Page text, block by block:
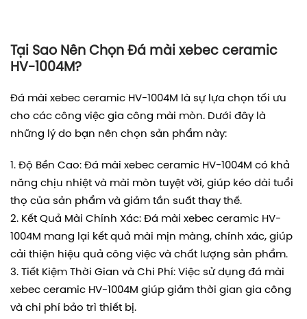
Tại Sao Nên Chọn Đá mài xebec ceramic
HV-1004M?
Đá mài xebec ceramic HV-1004M là sự lựa chọn tối ưu
cho các công việc gia công mài mòn. Dưới đây là
những lý do bạn nên chọn sản phẩm này:
Độ Bền Cao: Đá mài xebec ceramic HV-1004M có khả
năng chịu nhiệt và mài mòn tuyệt vời, giúp kéo dài tuổi
thọ của sản phẩm và giảm tần suất thay thế.
Kết Quả Mài Chính Xác: Đá mài xebec ceramic HV-
1004M mang lại kết quả mài mịn màng, chính xác, giúp
cải thiện hiệu quả công việc và chất lượng sản phẩm.
Tiết Kiệm Thời Gian và Chi Phí: Việc sử dụng đá mài
xebec ceramic HV-1004M giúp giảm thời gian gia công
và chi phí bảo trì thiết bị.